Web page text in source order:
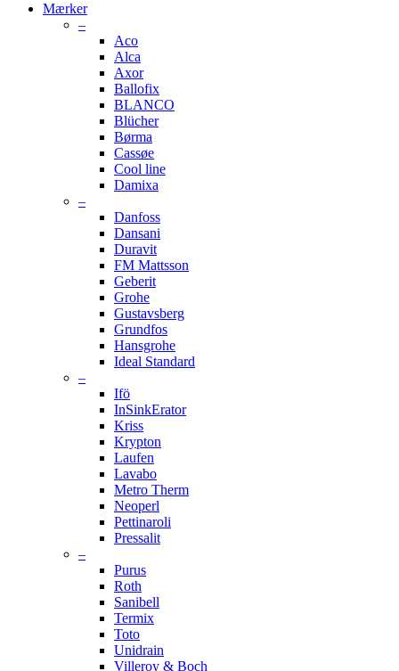
Mærker
–
Aco
Alca
Axor
Ballofix
BLANCO
Blücher
Børma
Cassøe
Cool line
Damixa
–
Danfoss
Dansani
Duravit
FM Mattsson
Geberit
Grohe
Gustavsberg
Grundfos
Hansgrohe
Ideal Standard
–
Ifö
InSinkErator
Kriss
Krypton
Laufen
Lavabo
Metro Therm
Neoperl
Pettinaroli
Pressalit
–
Purus
Roth
Sanibell
Termix
Toto
Unidrain
Villeroy & Boch